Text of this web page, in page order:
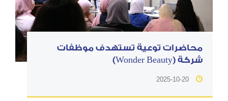
محاضرات توعية تستهدف موظفات
شركة (Wonder Beauty)
2025-10-20